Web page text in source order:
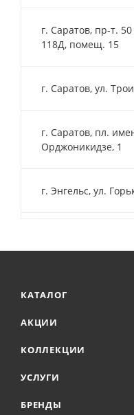
г. Саратов, пр-т.
118Д, помещ. 15
г. Саратов, ул.
г. Саратов, пл.
Орджоникидзе, 1
г. Энгельс, ул.
КАТАЛОГ
АКЦИИ
КОЛЛЕКЦИИ
УСЛУГИ
БРЕНДЫ